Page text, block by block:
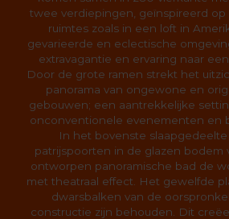
twee verdiepingen, geïnspireerd op
ruimtes zoals in een loft in
gevarieerde en eclectische
extravagantie en ervaring naar
Door de grote ramen strekt het
panorama van ongewone en
gebouwen; een aantrekkelijke
onconventionele evenementen en
In het bovenste
patrijspoorten in de glazen bodem
ontworpen panoramische bad de
met theatraal effect. Het gewelfde
dwarsbalken van de
constructie zijn behouden. Dit